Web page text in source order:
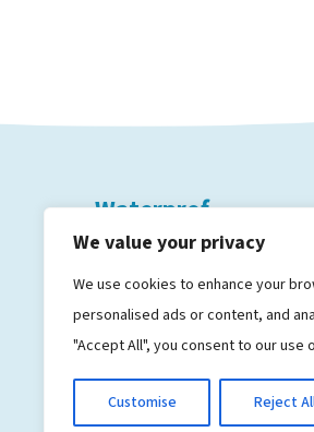
We value your privacy
We use cookies to enhance your
personalised ads or content, and
"Accept All", you consent to our use
Customise Reject
Waterprof
Grebbeberglaan 15
3527 VX Utrecht
info@waterprof.nl